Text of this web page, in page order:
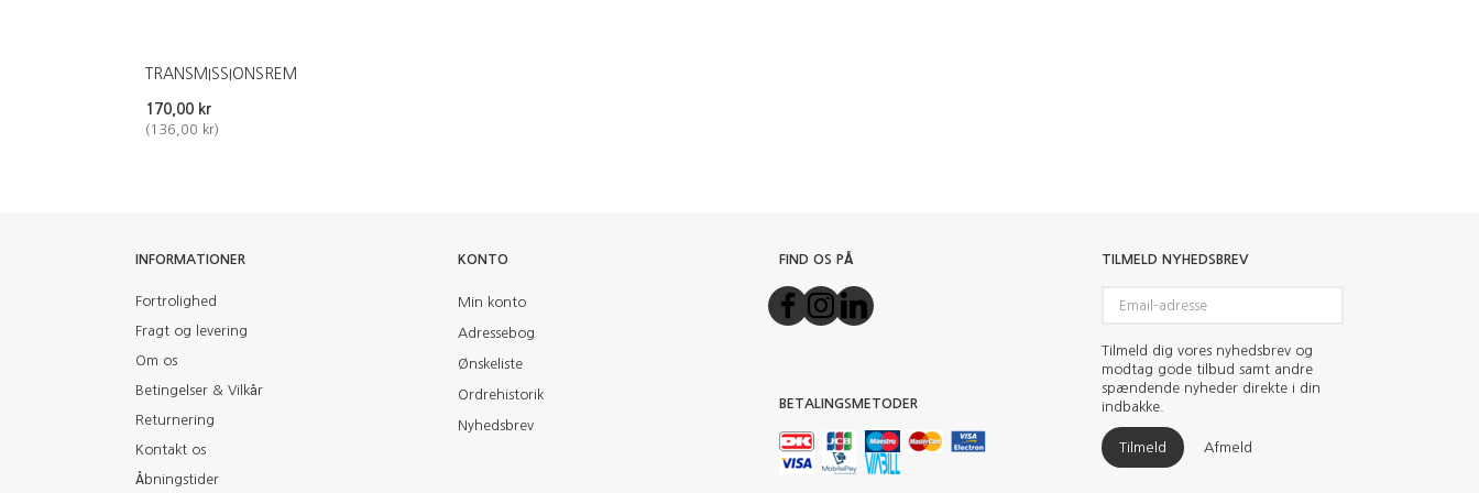
TRANSMISSIONSREM
170,00 kr
(136,00 kr)
INFORMATIONER
Fortrolighed
Fragt og levering
Om os
Betingelser & Vilkår
Returnering
Kontakt os
Åbningstider
KONTO
Min konto
Adressebog
Ønskeliste
Ordrehistorik
Nyhedsbrev
FIND OS PÅ
BETALINGSMETODER
TILMELD NYHEDSBREV
adresse
Tilmeld dig vores nyhedsbrev og
modtag gode tilbud samt andre
spændende nyheder direkte i din
indbakke.
Tilmeld Afmeld